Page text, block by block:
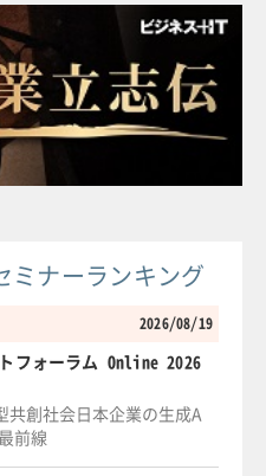
ミナーランキング
2026/08/19
フォーラム Online 2026
共創社会日本企業の生成A
前線